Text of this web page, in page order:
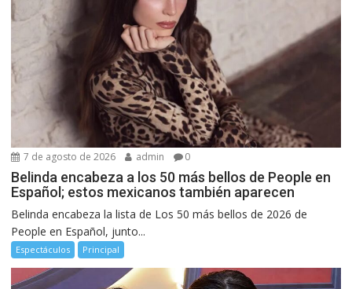
7 de agosto de 2026 admin 0
Belinda encabeza a los 50 más bellos de People en
Español; estos mexicanos también aparecen
Belinda encabeza la lista de Los 50 más bellos de 2026 de
People en Español, junto...
Espectáculos Principal